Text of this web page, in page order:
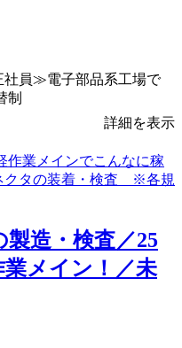
員≫電子部品系工場で
制
詳細を表示
製造・検査／25
メイン！／未